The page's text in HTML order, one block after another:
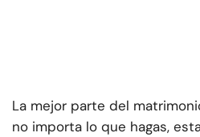
La mejor parte del
no importa lo que hagas,